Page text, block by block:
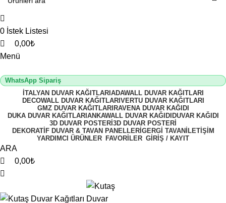
0 İstek Listesi
0,00₺
Menü
WhatsApp Sipariş
İTALYAN DUVAR KAĞITLARI ADAWALL DUVAR KAĞITLARI
DECOWALL DUVAR KAĞITLARI VERTU DUVAR KAĞITLARI
GMZ DUVAR KAĞITLARI RAVENA DUVAR KAĞIDI
DUKA DUVAR KAĞITLARI ANKAWALL DUVAR KAĞIDI DUVAR KAĞIDI
3D DUVAR POSTERI 3D DUVAR POSTERI
DEKORATIF DUVAR & TAVAN PANELLERI GERGI TAVAN İLETIŞIM
YARDIMCI ÜRÜNLER FAVORİLER GİRİŞ / KAYIT
ARA
0,00₺